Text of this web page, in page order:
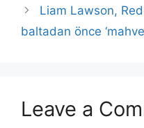
Liam Lawson, Red
baltadan önce
Leave a